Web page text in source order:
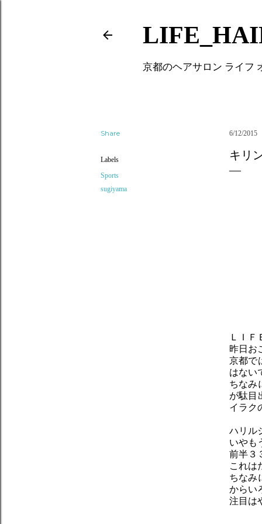
京都のヘアサロン ライフ
Share
Labels
Sports
sugiyama
6/12/2015
キリ
ＬＩＦ
昨日お
京都で
はない
ちなみ
が駄目
イラク
ハリル
いやも
前半３
これは
ちなみ
からい
注目は